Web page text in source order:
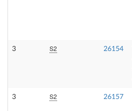
3 S2 26154
3 S2 26157